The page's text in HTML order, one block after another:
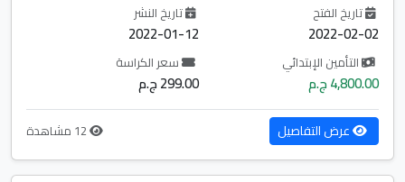
تاريخ الفتح
2022-02-02
تاريخ النشر
2022-01-12
التأمين الإبتدائي
4,800.00 ج.م
سعر الكراسة
299.00 ج.م
عرض التفاصيل